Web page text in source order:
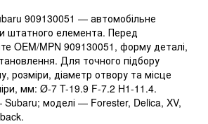
909130051 — автомобільне
штатного елемента. Перед
OEM/MPN 909130051, форму деталі,
Для точного підбору
розміри, діаметр отвору та місце
мм: Ø-7 T-19.9 F-7.2 H1-11.4.
Subaru; моделі — Forester, Delica, XV,